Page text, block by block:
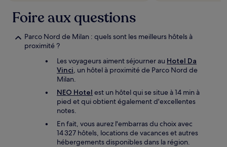
supplémentaires
s’appliquer.
Foire aux questions
Parco Nord de Milan : quels sont les meilleurs hôtels à
proximité ?
Les voyageurs aiment séjourner au Hotel Da
Vinci, un hôtel à proximité de Parco Nord de
Milan.
NEO Hotel est un hôtel qui se situe à 14 min à
pied et qui obtient également d'excellentes
notes.
En fait, vous aurez l'embarras du choix avec
14 327 hôtels, locations de vacances et autres
hébergements disponibles dans la région.